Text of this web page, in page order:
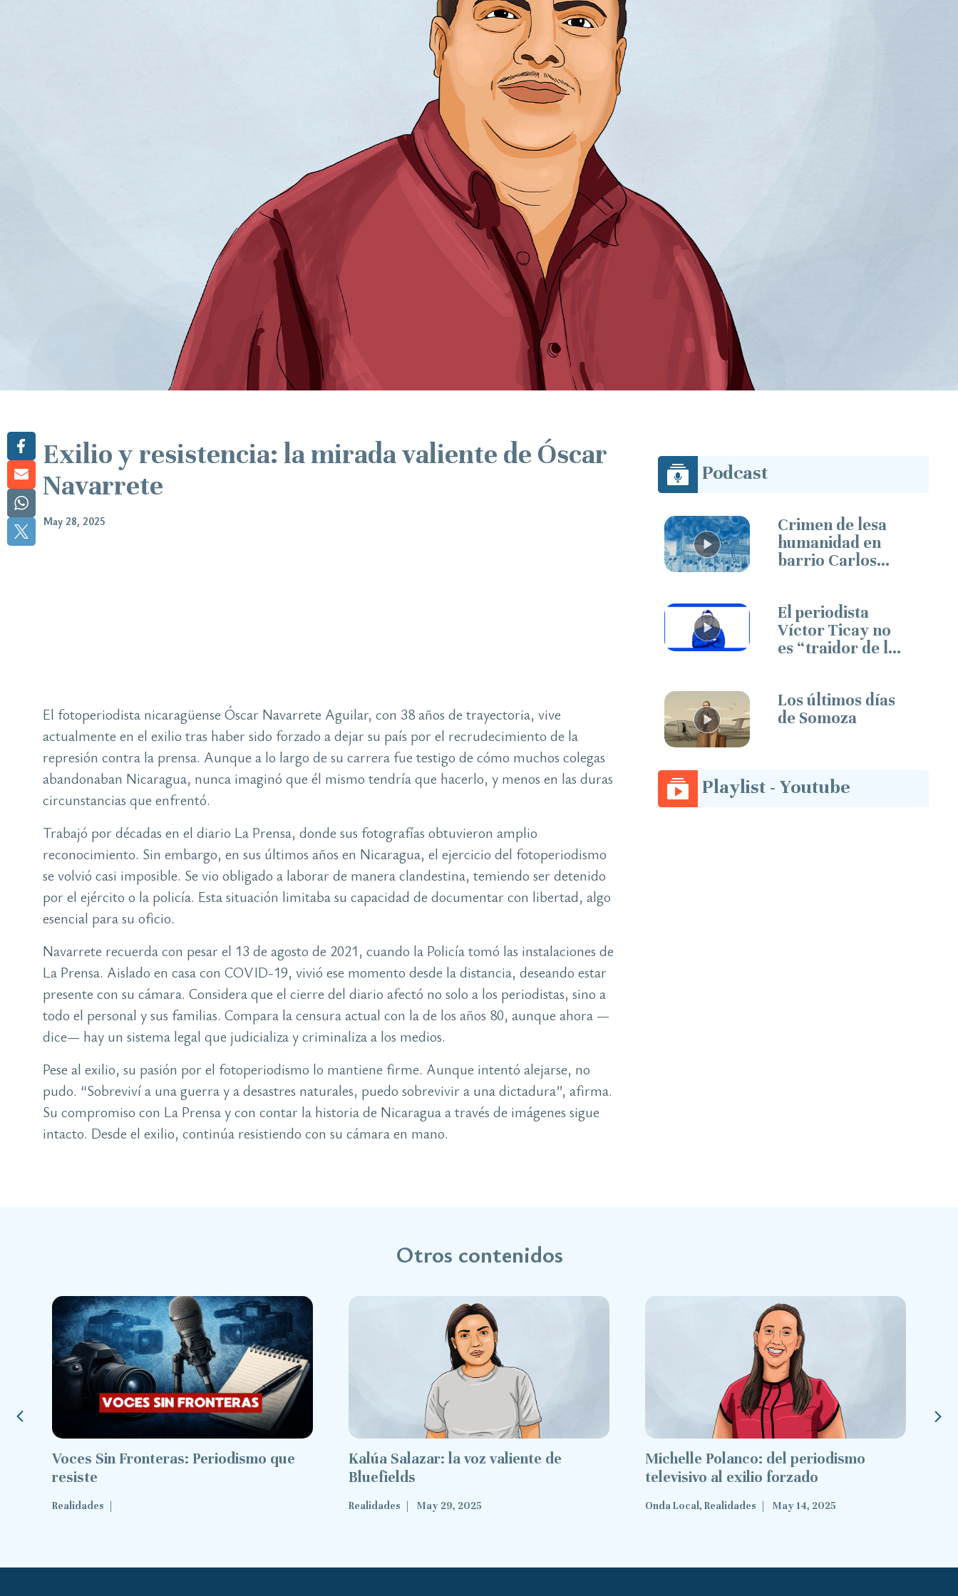
Exilio y resistencia: la mirada valiente de Óscar
Navarrete
May 28, 2025
El fotoperiodista nicaragüense Óscar Navarrete Aguilar, con 38 años de trayectoria, vive
actualmente en el exilio tras haber sido forzado a dejar su país por el recrudecimiento de la
represión contra la prensa. Aunque a lo largo de su carrera fue testigo de cómo muchos colegas
abandonaban Nicaragua, nunca imaginó que él mismo tendría que hacerlo, y menos en las duras
circunstancias que enfrentó.
Trabajó por décadas en el diario La Prensa, donde sus fotografías obtuvieron amplio
reconocimiento. Sin embargo, en sus últimos años en Nicaragua, el ejercicio del fotoperiodismo
se volvió casi imposible. Se vio obligado a laborar de manera clandestina, temiendo ser detenido
por el ejército o la policía. Esta situación limitaba su capacidad de documentar con libertad, algo
esencial para su oficio.
Navarrete recuerda con pesar el 13 de agosto de 2021, cuando la Policía tomó las instalaciones de
La Prensa. Aislado en casa con COVID-19, vivió ese momento desde la distancia, deseando estar
presente con su cámara. Considera que el cierre del diario afectó no solo a los periodistas, sino a
todo el personal y sus familias. Compara la censura actual con la de los años 80, aunque ahora —
dice— hay un sistema legal que judicializa y criminaliza a los medios.
Pese al exilio, su pasión por el fotoperiodismo lo mantiene firme. Aunque intentó alejarse, no
pudo. “Sobreviví a una guerra y a desastres naturales, puedo sobrevivir a una dictadura”, afirma.
Su compromiso con La Prensa y con contar la historia de Nicaragua a través de imágenes sigue
intacto. Desde el exilio, continúa resistiendo con su cámara en mano.
Podcast
Crimen de lesa
humanidad en
barrio Carlos
El periodista
Víctor Ticay no
es “traidor de la
Los últimos días
de Somoza
Playlist - Youtube
Otros contenidos
Voces Sin Fronteras: Periodismo que
resiste
Realidades
Kalúa Salazar: la voz valiente de
Bluefields
Realidades May 29, 2025
Michelle Polanco: del periodismo
televisivo al exilio forzado
Onda Local, Realidades May 14, 2025